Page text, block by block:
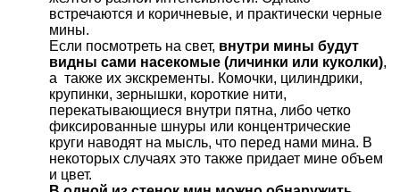
встречаются и коричневые, и практически черные
мины.
Если посмотреть на свет, внутри мины будут
видны сами насекомые (личинки или куколки),
а также их экскременты. Комочки, цилиндрики,
крупинки, зернышки, короткие нити,
перекатывающиеся внутри пятна, либо четко
фиксированные шнуры или концентрические
круги наводят на мысль, что перед нами мина. В
некоторых случаях это также придает мине объем
и цвет.